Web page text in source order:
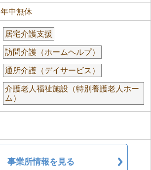
年中無休
居宅介護支援
訪問介護（ホームヘルプ）
通所介護（デイサービス）
介護老人福祉施設（特別養護老人ホー
ム）
事業所情報を見る